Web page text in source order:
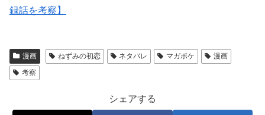
録話を考察】
漫画 ねずみの初恋 ネタバレ マガポケ
漫画
考察
シェアする